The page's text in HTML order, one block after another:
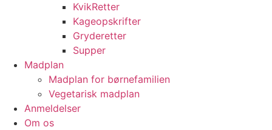
KvikRetter
Kageopskrifter
Gryderetter
Supper
Madplan
Madplan for børnefamilien
Vegetarisk madplan
Anmeldelser
Om os